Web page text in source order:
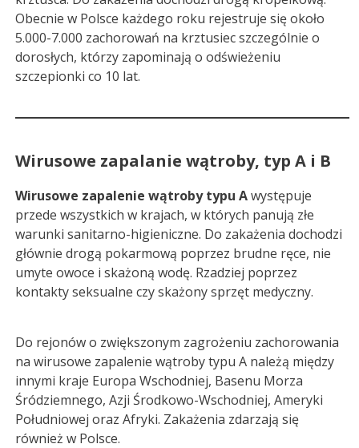
Obecnie w Polsce każdego roku rejestruje się około
5.000-7.000 zachorowań na krztusiec szczególnie o
dorosłych, którzy zapominają o odświeżeniu
szczepionki co 10 lat.
Wirusowe zapalanie wątroby, typ A i B
Wirusowe zapalenie wątroby typu Awystępuje
przede wszystkich w krajach, w których panują złe
warunki sanitarno-higieniczne. Do zakażenia dochodzi
głównie drogą pokarmową poprzez brudne ręce, nie
umyte owoce i skażoną wodę. Rzadziej poprzez
kontakty seksualne czy skażony sprzęt medyczny.
Do rejonów o zwiększonym zagrożeniu zachorowania
na wirusowe zapalenie wątroby typu A należą między
innymi kraje Europa Wschodniej, Basenu Morza
Śródziemnego, Azji Środkowo-Wschodniej, Ameryki
Południowej oraz Afryki. Zakażenia zdarzają się
również w Polsce.